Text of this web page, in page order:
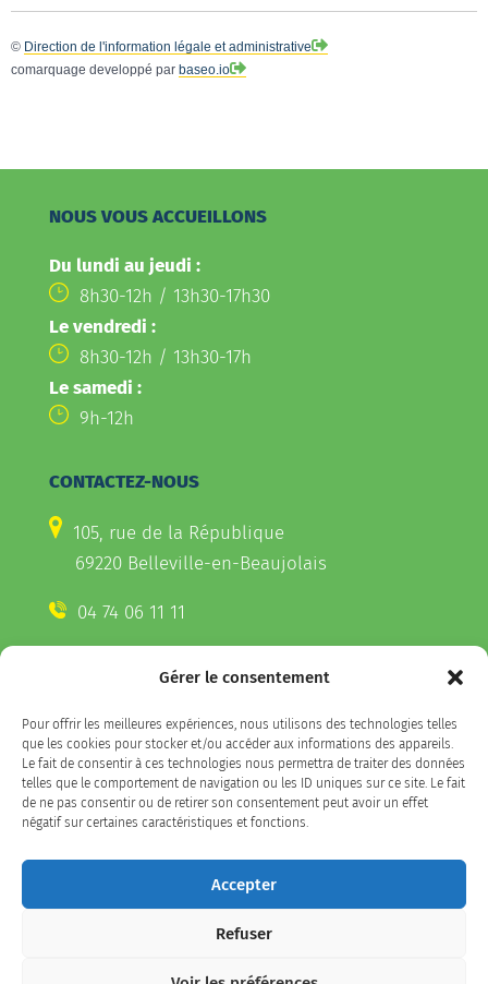
Gérer le consentement
Pour offrir les meilleures expériences, nous utilisons des technologies telles
que les cookies pour stocker et/ou accéder aux informations des appareils.
Le fait de consentir à ces technologies nous permettra de traiter des données
telles que le comportement de navigation ou les ID uniques sur ce site. Le fait
de ne pas consentir ou de retirer son consentement peut avoir un effet
négatif sur certaines caractéristiques et fonctions.
Accepter
Refuser
© Direction de l'information légale et administrative
comarquage developpé par baseo.io
NOUS VOUS ACCUEILLONS
Du lundi au jeudi :
8h30-12h / 13h30-17h30
Le vendredi :
8h30-12h / 13h30-17h
Le samedi :
9h-12h
CONTACTEZ-NOUS
105, rue de la République
69220 Belleville-en-Beaujolais
04 74 06 11 11
CONTACTEZ-NOUS
Télécharger l'appli Belleville
sur votre smartphone
Instagram